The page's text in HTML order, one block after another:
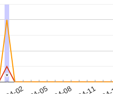
*
*